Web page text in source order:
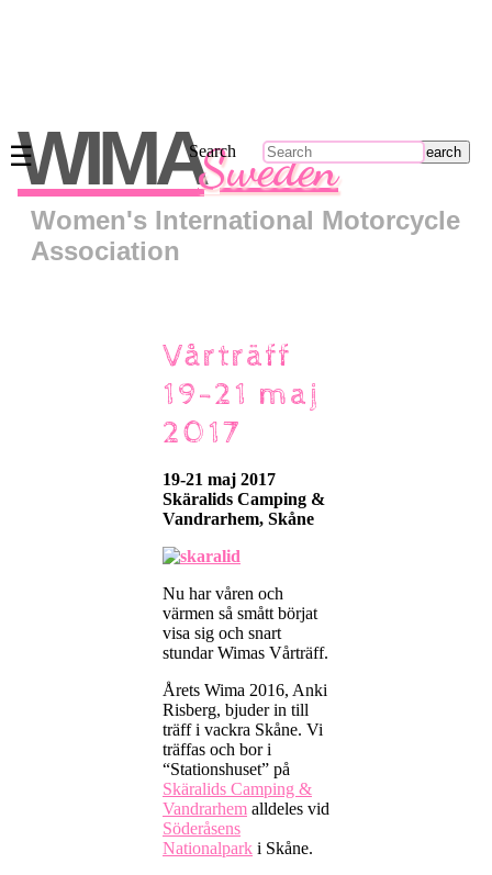
Skip
content
Regionsrepresentanter
Klädkollektion
WIMASweden
Women's International Motorcycle
Association
Search
☰
Vårträff
19-21 maj
2017
19-21 maj 2017
Skäralids Camping &
Vandrarhem, Skåne
Nu har våren och
värmen så smått börjat
visa sig och snart
stundar Wimas Vårträff.
Årets Wima 2016, Anki
Risberg, bjuder in till
träff i vackra Skåne. Vi
träffas och bor i
“Stationshuset” på
Skäralids Camping &
Vandrarhem alldeles vid
Söderåsens
Nationalpark i Skåne.